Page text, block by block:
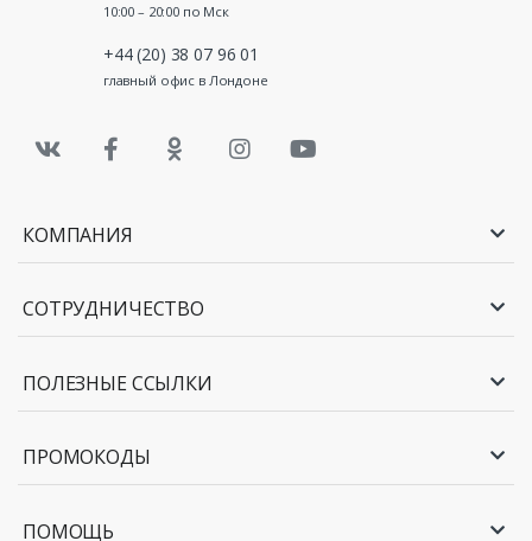
10:00 – 20:00 по Мск
+44 (20) 38 07 96 01
главный офис в Лондоне
КОМПАНИЯ
СОТРУДНИЧЕСТВО
ПОЛЕЗНЫЕ ССЫЛКИ
ПРОМОКОДЫ
ПОМОЩЬ